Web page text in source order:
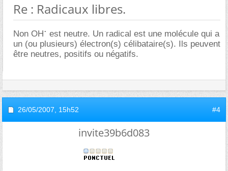
Re : Radicaux libres.
Non OH. est neutre. Un radical est une molécule qui a
un (ou plusieurs) électron(s) célibataire(s). Ils peuvent
être neutres, positifs ou négatifs.
26/05/2007, 15h52 #4
invite39b6d083